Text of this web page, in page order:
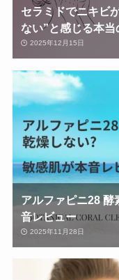
セラミドでニキビ
ない”と感じる本当
2025年12月15日
アルファピニ28 酵
音レビュー
2025年11月28日